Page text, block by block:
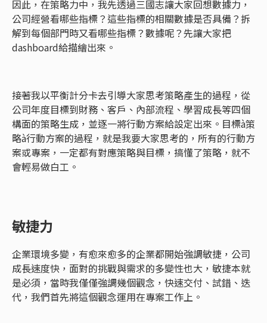
因此，在策略力中，我先透過三國志讓大家回想數據力，
公司經營看哪些指標？這些指標的相關數據是否具備？拆
解到每個部門時又看哪些指標？數據呢？先讓大家把
dashboard給描繪出來。
接著我以平衡計分卡去引導大家思考策略產生的過程，從
公司年度目標到財務、客戶、內部流程、學習成長等四個
構面的策略生成，並逐一將行動方案給設定出來。目標à策
略à行動方案的過程，就是我要大家思考的，所有的行動方
案或專案，一定都有對應策略與目標，搞懂了策略，就不
會輕易做白工。
敏捷力
企業環境多變，有愈來愈多的企業都開始強調敏捷，公司
成長速度快，面對的挑戰與需求的多變性也大，敏捷本就
是必須，當時我僅僅強調幾個觀念，快速交付、試錯、迭
代，我們首先將這個觀念運用在專案工作上。